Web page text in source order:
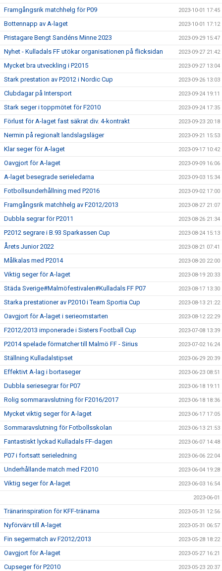
Framgångsrik matchhelg för P09 2023-10-01 17:45
Bottennapp av A-laget 2023-10-01 17:12
Pristagare Bengt Sandéns Minne 2023 2023-09-29 15:47
Nyhet - Kulladals FF utökar organisationen på flicksidan 2023-09-27 21:42
Mycket bra utveckling i P2015 2023-09-27 13:04
Stark prestation av P2012 i Nordic Cup 2023-09-26 13:03
Clubdagar på Intersport 2023-09-24 19:11
Stark seger i toppmötet för F2010 2023-09-24 17:35
Förlust för A-laget fast säkrat div. 4-kontrakt 2023-09-23 20:18
Nermin på regionalt landslagsläger 2023-09-21 15:53
Klar seger för A-laget 2023-09-17 10:42
Oavgjort för A-laget 2023-09-09 16:06
A-laget besegrade serieledarna 2023-09-03 15:34
Fotbollsunderhållning med P2016 2023-09-02 17:00
Framgångsrik matchhelg av F2012/2013 2023-08-27 21:07
Dubbla segrar för P2011 2023-08-26 21:34
P2012 segrare i B.93 Sparkassen Cup 2023-08-24 15:13
Årets Junior 2022 2023-08-21 07:41
Målkalas med P2014 2023-08-20 22:00
Viktig seger för A-laget 2023-08-19 20:33
Städa Sverige#Malmöfestivalen#Kulladals FF P07 2023-08-17 13:30
Starka prestationer av P2010 i Team Sportia Cup 2023-08-13 21:22
Oavgjort för A-laget i serieomstarten 2023-08-12 22:29
F2012/2013 imponerade i Sisters Football Cup 2023-07-08 13:39
P2014 spelade förmatcher till Malmö FF - Sirius 2023-07-02 16:24
Ställning Kulladalstipset 2023-06-29 20:39
Effektivt A-lag i bortaseger 2023-06-23 08:51
Dubbla seriesegrar för P07 2023-06-18 19:11
Rolig sommaravslutning för F2016/2017 2023-06-18 18:36
Mycket viktig seger för A-laget 2023-06-17 17:05
Sommaravslutning för Fotbollsskolan 2023-06-13 21:53
Fantastiskt lyckad Kulladals FF-dagen 2023-06-07 14:48
P07 i fortsatt serieledning 2023-06-06 22:04
Underhållande match med F2010 2023-06-04 19:28
Viktig seger för A-laget 2023-06-03 16:54
2023-06-01
Tränarinspiration för KFF-tränarna 2023-05-31 12:56
Nyförvärv till A-laget 2023-05-31 06:57
Fin segermatch av F2012/2013 2023-05-28 18:22
Oavgjort för A-laget 2023-05-27 16:21
Cupseger för P2010 2023-05-23 20:37